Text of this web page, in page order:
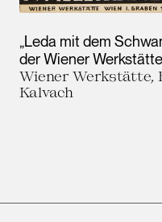
„Leda mit dem
der Wiener
Wiener Werkstätte,
Kalvach